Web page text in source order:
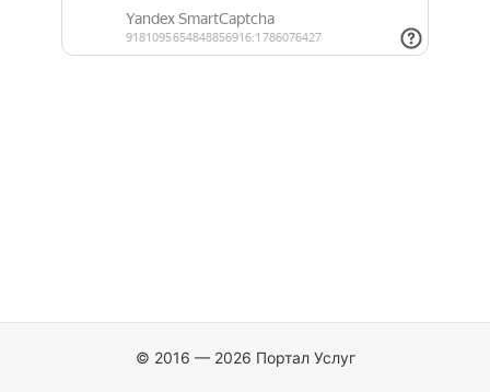
© 2016 — 2026 Портал Услуг